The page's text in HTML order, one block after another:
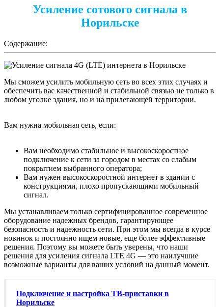
Усиление сотового сигнала в
Норильске
Содержание:
Мы сможем усилить мобильную сеть во всех этих случаях и
обеспечить вас качественной и стабильной связью не только в
любом уголке здания, но и на прилегающей территории.
Вам нужна мобильная сеть, если:
Вам необходимо стабильное и высокоскоростное
подключение к сети за городом в местах со слабым
покрытием выбранного оператора;
Вам нужен высокоскоростной интернет в здании с
конструкциями, плохо пропускающими мобильный
сигнал.
Мы устанавливаем только сертифицированное современное
оборудование надежных брендов, гарантирующее
безопасность и надежность сети. При этом мы всегда в курсе
новинок и постоянно ищем новые, еще более эффективные
решения. Поэтому вы можете быть уверены, что наши
решения для усиления сигнала LTE 4G — это наилучшие
возможные варианты для ваших условий на данный момент.
Подключение и настройка ТВ-приставки в
Норильске